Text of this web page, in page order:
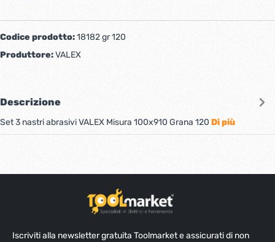
Codice prodotto:18182 gr 120
Produttore:VALEX
Descrizione
Set 3 nastri abrasivi VALEX Misura 100x910 Grana 120 Di più
Iscriviti alla newsletter gratuita Toolmarket e assicurati di non